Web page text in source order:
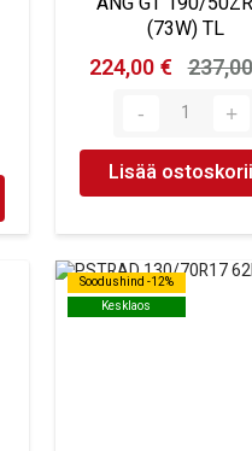
(73W) TL
224,00 €
Lisää
Soodushind -12%
Kesklaos
Soodushind -12%
Kesklaos